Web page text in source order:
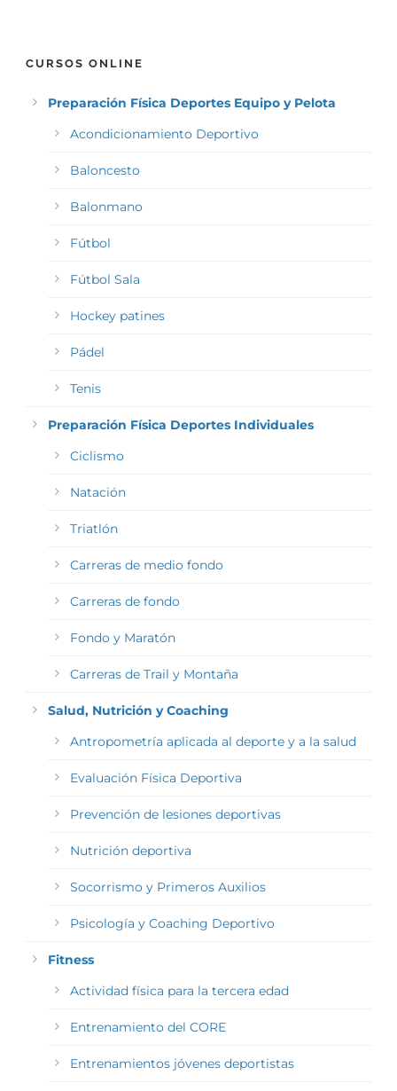
CURSOS ONLINE
Preparación Física Deportes Equipo y Pelota
Acondicionamiento Deportivo
Baloncesto
Balonmano
Fútbol
Fútbol Sala
Hockey patines
Pádel
Tenis
Preparación Física Deportes Individuales
Ciclismo
Natación
Triatlón
Carreras de medio fondo
Carreras de fondo
Fondo y Maratón
Carreras de Trail y Montaña
Salud, Nutrición y Coaching
Antropometría aplicada al deporte y a la salud
Evaluación Física Deportiva
Prevención de lesiones deportivas
Nutrición deportiva
Socorrismo y Primeros Auxilios
Psicología y Coaching Deportivo
Fitness
Actividad física para la tercera edad
Entrenamiento del CORE
Entrenamientos jóvenes deportistas